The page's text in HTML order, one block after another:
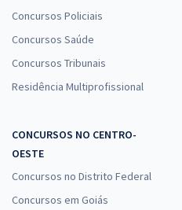
Concursos Policiais
Concursos Saúde
Concursos Tribunais
Residência Multiprofissional
CONCURSOS NO CENTRO-
OESTE
Concursos no Distrito Federal
Concursos em Goiás